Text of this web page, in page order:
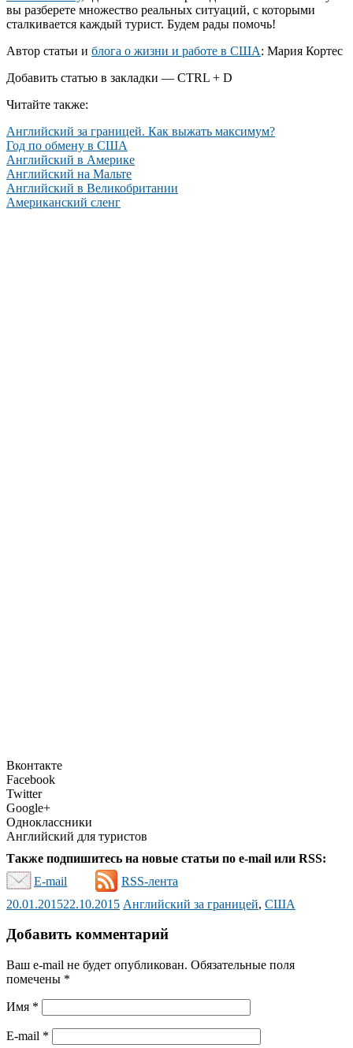
вы разберете множество реальных ситуаций, с которыми
сталкивается каждый турист. Будем рады помочь!
Автор статьи и блога о жизни и работе в США: Мария Кортес
Добавить статью в закладки — CTRL + D
Читайте также:
Английский за границей. Как выжать максимум?
Год по обмену в США
Английский в Америке
Английский на Мальте
Английский в Великобритании
Американский сленг
Вконтакте
Facebook
Twitter
Google+
Одноклассники
Английский для туристов
Также подпишитесь на новые статьи по e-mail или RSS:
E-mail
RSS-лента
20.01.201522.10.2015 Английский за границей, США
Добавить комментарий
Ваш e-mail не будет опубликован. Обязательные поля
помечены *
Имя *
E-mail *